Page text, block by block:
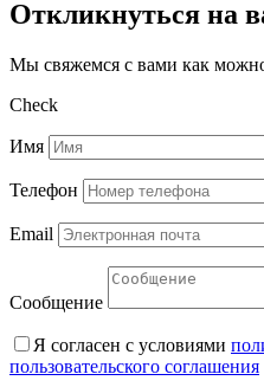
Откликнуться на
Мы свяжемся с вами как
Check
Имя
Телефон
Email
Сообщение
Я согласен с условиями
пользовательского соглашения